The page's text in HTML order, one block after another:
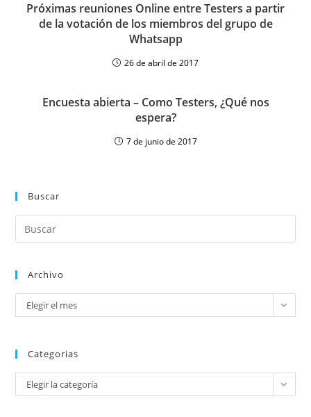
Próximas reuniones Online entre Testers a partir
de la votación de los miembros del grupo de
Whatsapp
26 de abril de 2017
Encuesta abierta – Como Testers, ¿Qué nos
espera?
7 de junio de 2017
Buscar
Archivo
Elegir el mes
Categorias
Elegir la categoría